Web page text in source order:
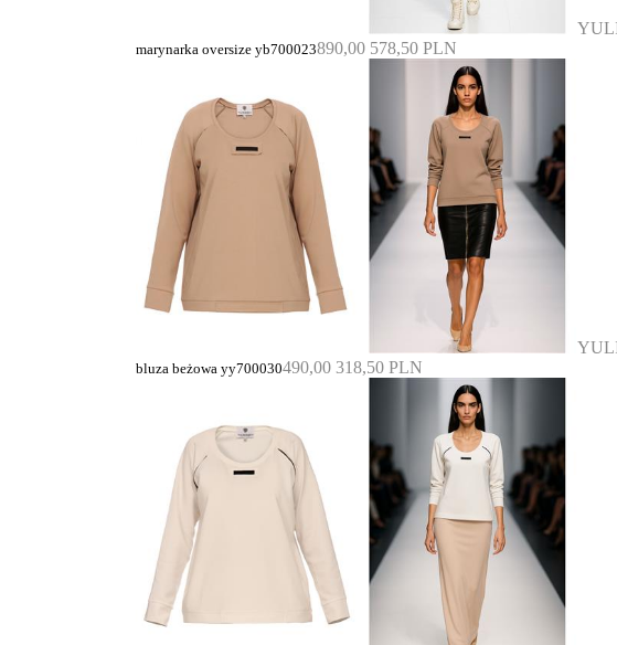
marynarka oversize yb700023890,00 578,50 PLN
bluza beżowa yy700030490,00 318,50 PLN